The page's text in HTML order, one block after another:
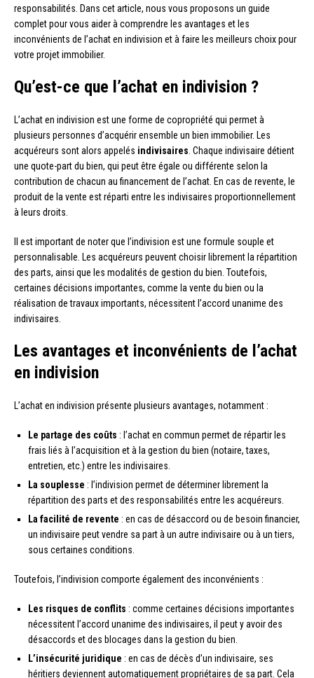
responsabilités. Dans cet article, nous vous proposons un guide
complet pour vous aider à comprendre les avantages et les
inconvénients de l’achat en indivision et à faire les meilleurs choix pour
votre projet immobilier.
Qu’est-ce que l’achat en indivision ?
L’achat en indivision est une forme de copropriété qui permet à
plusieurs personnes d’acquérir ensemble un bien immobilier. Les
acquéreurs sont alors appelés indivisaires. Chaque indivisaire détient
une quote-part du bien, qui peut être égale ou différente selon la
contribution de chacun au financement de l’achat. En cas de revente, le
produit de la vente est réparti entre les indivisaires proportionnellement
à leurs droits.
Il est important de noter que l’indivision est une formule souple et
personnalisable. Les acquéreurs peuvent choisir librement la répartition
des parts, ainsi que les modalités de gestion du bien. Toutefois,
certaines décisions importantes, comme la vente du bien ou la
réalisation de travaux importants, nécessitent l’accord unanime des
indivisaires.
Les avantages et inconvénients de l’achat
en indivision
L’achat en indivision présente plusieurs avantages, notamment :
Le partage des coûts : l’achat en commun permet de répartir les
frais liés à l’acquisition et à la gestion du bien (notaire, taxes,
entretien, etc.) entre les indivisaires.
La souplesse : l’indivision permet de déterminer librement la
répartition des parts et des responsabilités entre les acquéreurs.
La facilité de revente : en cas de désaccord ou de besoin financier,
un indivisaire peut vendre sa part à un autre indivisaire ou à un tiers,
sous certaines conditions.
Toutefois, l’indivision comporte également des inconvénients :
Les risques de conflits : comme certaines décisions importantes
nécessitent l’accord unanime des indivisaires, il peut y avoir des
désaccords et des blocages dans la gestion du bien.
L’insécurité juridique : en cas de décès d’un indivisaire, ses
héritiers deviennent automatiquement propriétaires de sa part. Cela